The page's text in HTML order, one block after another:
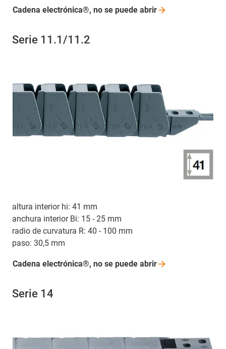
Cadena electrónica®, no se puede abrir
Serie 11.1/11.2
altura interior hi: 41 mm
anchura interior Bi: 15 - 25 mm
radio de curvatura R: 40 - 100 mm
paso: 30,5 mm
Cadena electrónica®, no se puede abrir
Serie 14